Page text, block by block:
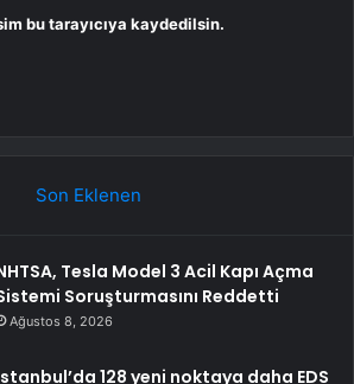
bu tarayıcıya kaydedilsin.
Son Eklenen
Tesla Model 3 Acil Kapı Açma
Soruşturmasını Reddetti
Ağustos 8, 2026
128 yeni noktaya daha EDS